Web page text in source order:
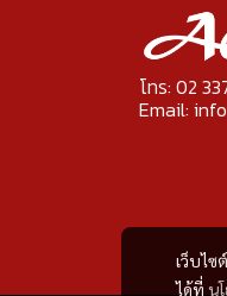
เว็บไซ
ได้ที่ น
โทร: 02
Email: